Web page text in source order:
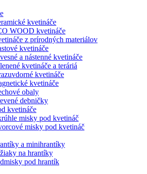
kvetináče
WOOD kvetináče
z prírodných materiálov
kvetináče
a nástenné kvetináče
kvetináče a teráriá
kvetináče
kvetináče
obaly
debničky
kvetináče
misky pod kvetináč
misky pod kvetináč
a minihrantíky
na hrantíky
pod hrantík